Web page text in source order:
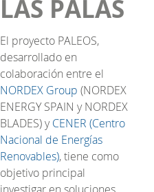
LAS PALAS
El proyecto PALEOS,
desarrollado en
colaboración entre el
NORDEX Group (NORDEX
ENERGY SPAIN y NORDEX
BLADES) yCENER (Centro
Nacional de Energías
Renovables), tiene como
objetivo principal